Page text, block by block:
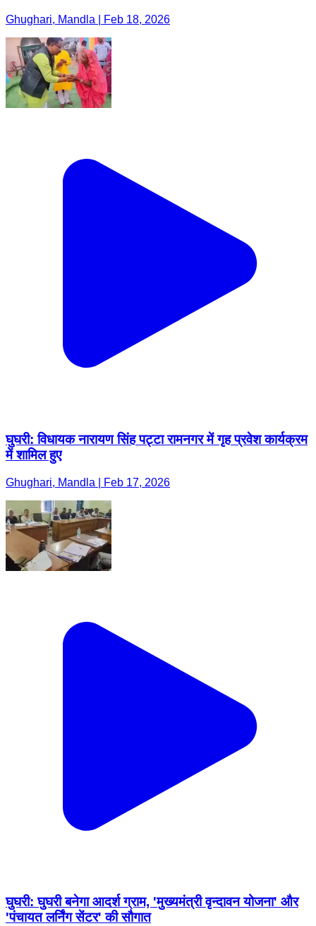
Ghughari, Mandla | Feb 18, 2026
घुघरी: विधायक नारायण सिंह पट्टा रामनगर में गृह प्रवेश कार्यक्रम
में शामिल हुए
Ghughari, Mandla | Feb 17, 2026
घुघरी: घुघरी बनेगा आदर्श ग्राम, 'मुख्यमंत्री वृन्दावन योजना' और
'पंचायत लर्निंग सेंटर' की सौगात